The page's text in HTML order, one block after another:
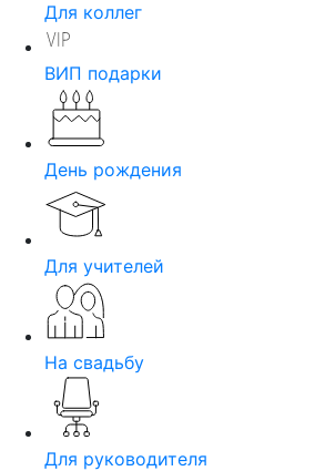
Для коллег
ВИП подарки
День рождения
Для учителей
На свадьбу
Для руководителя